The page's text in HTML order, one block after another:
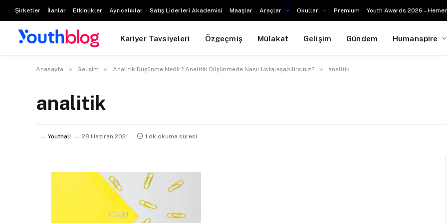
Şirketler İlanlar Etkinlikler Ayrıcalıklar Satış Liderleri Akademisi Maaşlar Araçlar Okullar Premium Youth Awards 2026 –
Kariyer Tavsiyeleri Özgeçmiş Mülakat Gelişim Gündem Humanspire
Anasayfa » Gelişim » Analitik Düşünme Nedir? Analitik Düşünmede Nasıl Ustalaşabilirsiniz? » analitik
analitik
Youthall 28 Haziran 2021 1 dk okuma süresi